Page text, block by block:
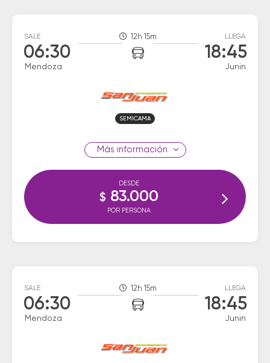
SALE
06:30
Mendoza
12h 15m LLEGA
18:45
Junin
SEMICAMA
información
DESDE
$ 83.000
POR PERSONA
SALE
06:30
Mendoza
12h 15m LLEGA
18:45
Junin